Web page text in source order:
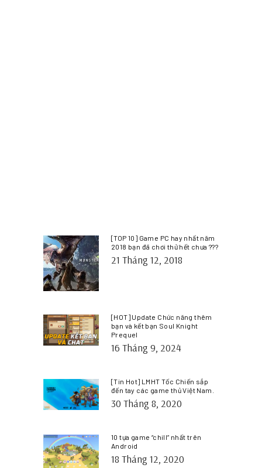
[TOP 10] Game PC hay nhất năm
2018 bạn đã chơi thử hết chưa ???
21 Tháng 12, 2018
[HOT] Update Chức năng thêm
bạn và kết bạn Soul Knight
Prequel
16 Tháng 9, 2024
[Tin Hot] LMHT Tốc Chiến sắp
đến tay các game thủ Việt Nam.
30 Tháng 8, 2020
10 tựa game “chill” nhất trên
Android
18 Tháng 12, 2020